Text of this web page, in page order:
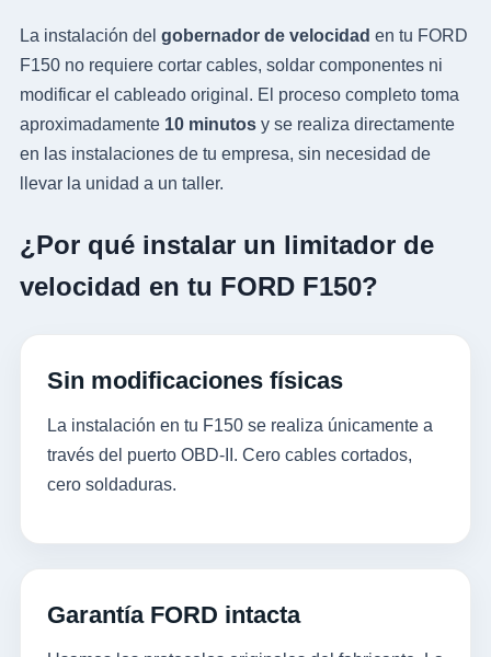
La instalación del gobernador de velocidad en tu FORD
F150 no requiere cortar cables, soldar componentes ni
modificar el cableado original. El proceso completo toma
aproximadamente 10 minutosy se realiza directamente
en las instalaciones de tu empresa, sin necesidad de
llevar la unidad a un taller.
¿Por qué instalar un limitador de
velocidad en tu FORD F150?
Sin modificaciones físicas
La instalación en tu F150 se realiza únicamente a
través del puerto OBD-II. Cero cables cortados,
cero soldaduras.
Garantía FORD intacta